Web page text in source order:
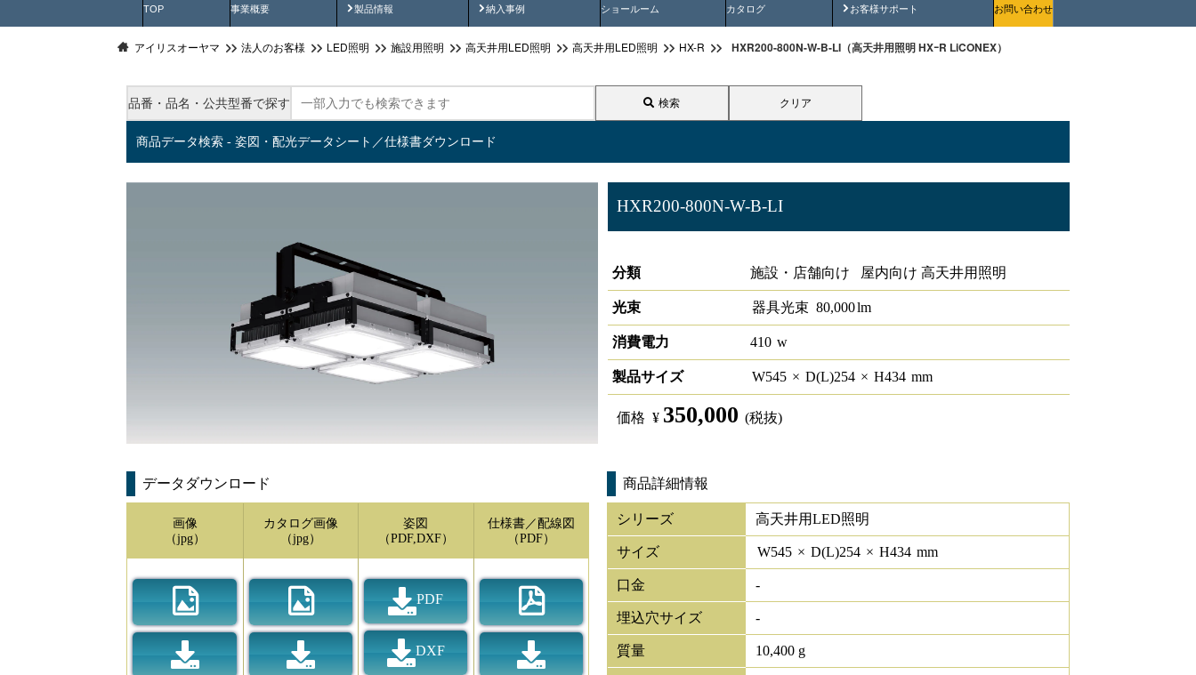
TOP 事業概要 製品情報
製品動画 納入事例
納入事例動画 ショールーム カタログ お客様サポート
安全にご使用いただくためにお問い合わせ
アイリスオーヤマ 法人のお客様 LED照明 施設用照明 高天井用LED照明 高天井用LED照明 HX-R HXR200-800N-W-B-LI（高天井用照明 HXｰR LiCONEX）
品番・品名・公共型番で探す 検索 クリア
商品データ検索 - 姿図・配光データシート／仕様書ダウンロード
HXR200-800N-W-B-LI
分類
施設・店舗向け 屋内向け 高天井用照明
光束 器具光束 80,000lm
消費電力 410 w
製品サイズ W545 × D(L)254 × H434 mm
価格 ¥ 350,000 (税抜)
データダウンロード
画像
（jpg）
カタログ画像
（jpg）
姿図
（PDF,DXF）
PDF
DXF
仕様書／配線図
（PDF）
商品詳細情報
シリーズ 高天井用LED照明
サイズ W545 × D(L)254 × H434 mm
口金 -
埋込穴サイズ -
質量 10,400 g